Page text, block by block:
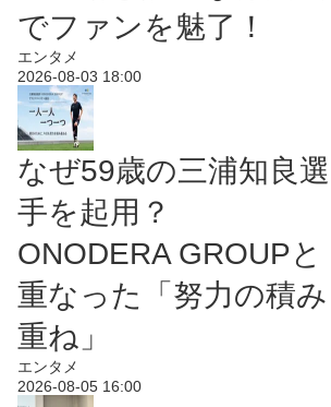
でファンを魅了！
エンタメ
2026-08-03 18:00
なぜ59歳の三浦知良選
手を起用？
ONODERA GROUPと
重なった「努力の積み
重ね」
エンタメ
2026-08-05 16:00